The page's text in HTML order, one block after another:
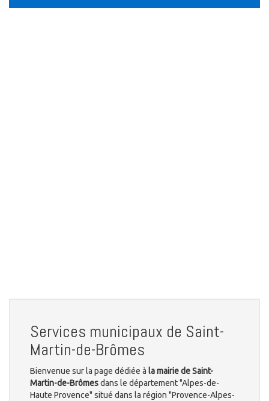
Services municipaux de Saint-
Martin-de-Brômes
Bienvenue sur la page dédiée à la mairie de Saint-
Martin-de-Brômesdans le département "Alpes-de-
Haute Provence" situé dans la région "Provence-Alpes-